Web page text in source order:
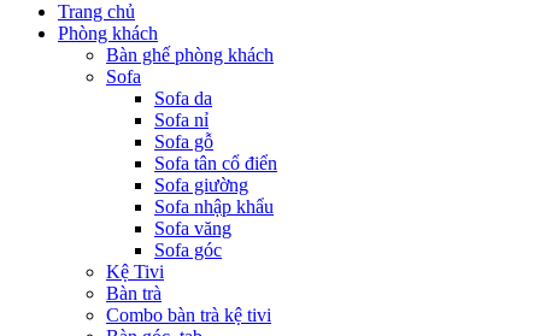
Trang chủ
Phòng khách
Bàn ghế phòng khách
Sofa
Sofa da
Sofa nỉ
Sofa gỗ
Sofa tân cổ điển
Sofa giường
Sofa nhập khẩu
Sofa văng
Sofa góc
Kệ Tivi
Bàn trà
Combo bàn trà kệ tivi